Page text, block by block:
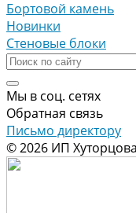
Бортовой камень
Новинки
Стеновые блоки
Мы в соц. сетях
Обратная связь
Письмо директору
© 2026 ИП